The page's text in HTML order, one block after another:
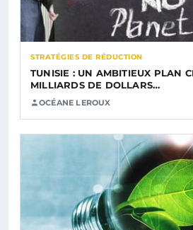
STRATÉGIES DE RÉDUCTION
TUNISIE : UN AMBITIEUX PLAN
MILLIARDS DE DOLLARS…
OCÉANE LEROUX